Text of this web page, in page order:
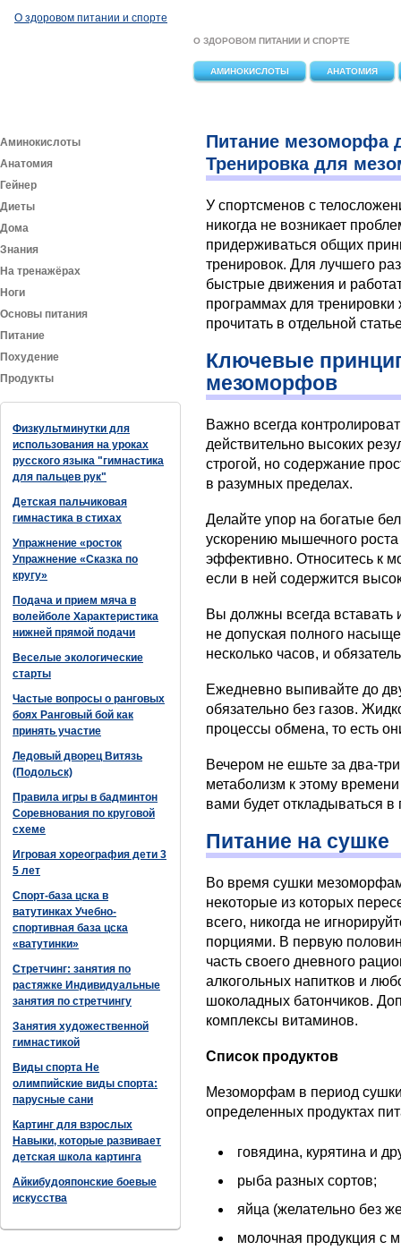
О здоровом питании и спорте
О ЗДОРОВОМ ПИТАНИИ И СПОРТЕ
АМИНОКИСЛОТЫ АНАТОМИЯ
Аминокислоты
Анатомия
Гейнер
Диеты
Дома
Знания
На тренажёрах
Ноги
Основы питания
Питание
Похудение
Продукты
Физкультминутки для
использования на уроках
русского языка "гимнастика
для пальцев рук"
Детская пальчиковая
гимнастика в стихах
Упражнение «росток
Упражнение «Сказка по
кругу»
Подача и прием мяча в
волейболе Характеристика
нижней прямой подачи
Веселые экологические
старты
Частые вопросы о ранговых
боях Ранговый бой как
принять участие
Ледовый дворец Витязь
(Подольск)
Правила игры в бадминтон
Соревнования по круговой
схеме
Игровая хореография дети 3
5 лет
Спорт-база цска в
ватутинках Учебно-
спортивная база цска
«ватутинки»
Стретчинг: занятия по
растяжке Индивидуальные
занятия по стретчингу
Занятия художественной
гимнастикой
Виды спорта Не
олимпийские виды спорта:
парусные сани
Картинг для взрослых
Навыки, которые развивает
детская школа картинга
Айкибудояпонские боевые
искусства
Питание мезоморфа
Тренировка для
У спортсменов с
никогда не возникает
придерживаться общих
тренировок. Для лучшего
быстрые движения и
программах для
прочитать в отдельной
Ключевые
мезоморфов
Важно всегда
действительно высоких
строгой, но содержание
в разумных пределах.
Делайте упор на богатые
ускорению мышечного
эффективно. Относитесь к
если в ней содержится
Вы должны всегда вставать
не допуская полного
несколько часов, и
Ежедневно выпивайте до
обязательно без газов.
процессы обмена, то есть
Вечером не ешьте за два-
метаболизм к этому
вами будет откладываться
Питание на сушке
Во время сушки
некоторые из которых
всего, никогда не
порциями. В первую
часть своего дневного
алкогольных напитков и
шоколадных батончиков.
комплексы витаминов.
Список продуктов
Мезоморфам в период
определенных продуктах
говядина, курятина и
рыба разных сортов;
яйца (желательно без
молочная продукция с